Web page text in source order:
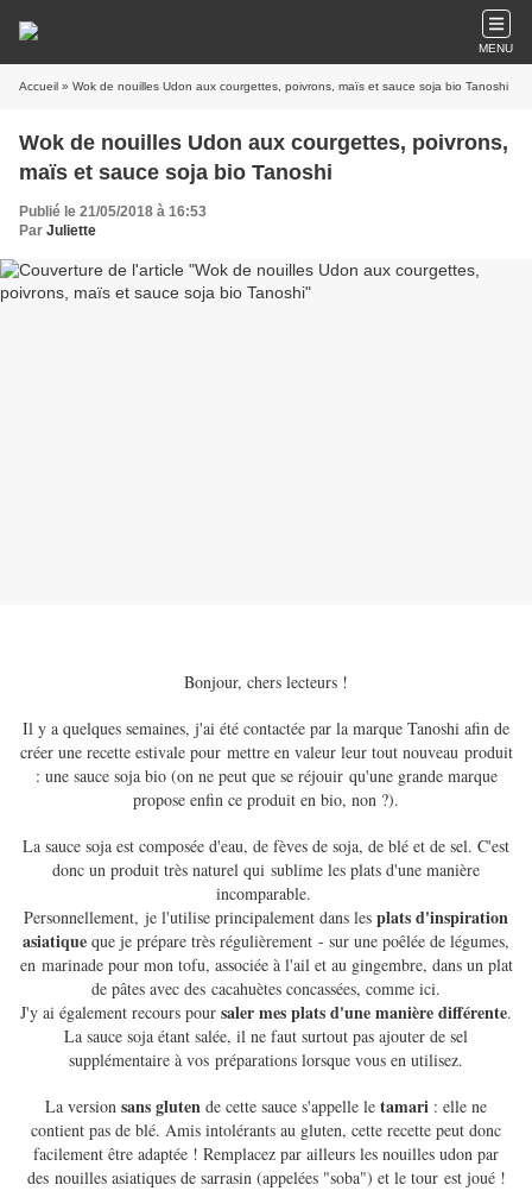
MENU
Accueil » Wok de nouilles Udon aux courgettes, poivrons, maïs et sauce soja bio Tanoshi
Wok de nouilles Udon aux courgettes, poivrons,
maïs et sauce soja bio Tanoshi
Publié le 21/05/2018 à 16:53
Par Juliette
Bonjour, chers lecteurs !
Il y a quelques semaines, j'ai été contactée par la marque Tanoshi afin de
créer une recette estivale pour mettre en valeur leur tout nouveau produit
: une sauce soja bio (on ne peut que se réjouir qu'une grande marque
propose enfin ce produit en bio, non ?).
La sauce soja est composée d'eau, de fèves de soja, de blé et de sel. C'est
donc un produit très naturel qui sublime les plats d'une manière
incomparable.
Personnellement, je l'utilise principalement dans les plats d'inspiration
asiatique que je prépare très régulièrement - sur une poêlée de légumes,
en marinade pour mon tofu, associée à l'ail et au gingembre, dans un plat
de pâtes avec des cacahuètes concassées, comme ici.
J'y ai également recours pour saler mes plats d'une manière différente.
La sauce soja étant salée, il ne faut surtout pas ajouter de sel
supplémentaire à vos préparations lorsque vous en utilisez.
La version sans gluten de cette sauce s'appelle le tamari : elle ne
contient pas de blé. Amis intolérants au gluten, cette recette peut donc
facilement être adaptée ! Remplacez par ailleurs les nouilles udon par
des nouilles asiatiques de sarrasin (appelées "soba") et le tour est joué !